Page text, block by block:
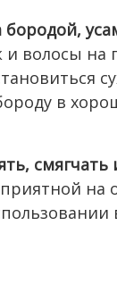
бородой,
волосы на
в
смягчать
приятной на